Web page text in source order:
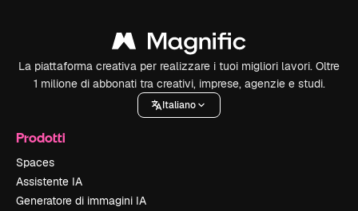
La piattaforma creativa per realizzare i tuoi migliori lavori. Oltre
1 milione di abbonati tra creativi, imprese, agenzie e studi.
Italiano
Prodotti
Spaces
Assistente IA
Generatore di immagini IA